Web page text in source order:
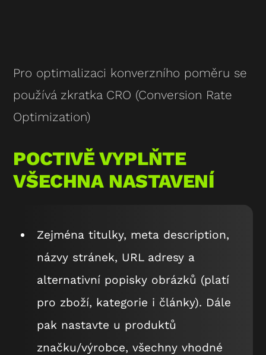
Pro optimalizaci konverzního poměru se
používá zkratka CRO (Conversion Rate
Optimization)
POCTIVĚ VYPLŇTE
VŠECHNA NASTAVENÍ
Zejména titulky, meta description,
názvy stránek, URL adresy a
alternativní popisky obrázků (platí
pro zboží, kategorie i články). Dále
pak nastavte u produktů
značku/výrobce, všechny vhodné